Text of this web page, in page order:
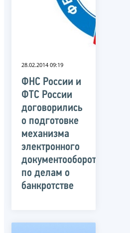
28.02.2014 09:19
ФНС России и
ФТС России
договорились
о подготовке
механизма
электронного
документооборота
по делам о
банкротстве